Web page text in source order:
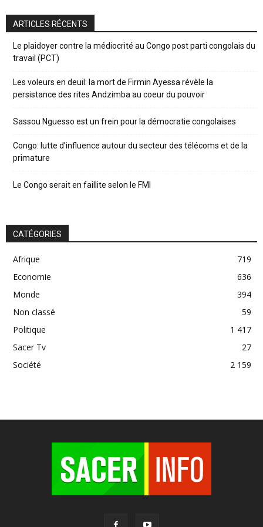
ARTICLES RÉCENTS
Le plaidoyer contre la médiocrité au Congo post parti congolais du
travail (PCT)
Les voleurs en deuil: la mort de Firmin Ayessa révèle la
persistance des rites Andzimba au coeur du pouvoir
Sassou Nguesso est un frein pour la démocratie congolaises
Congo: lutte d’influence autour du secteur des télécoms et de la
primature
Le Congo serait en faillite selon le FMI
CATÉGORIES
Afrique
719
Economie
636
Monde
394
Non classé
59
Politique
1 417
Sacer Tv
27
Société
2 159